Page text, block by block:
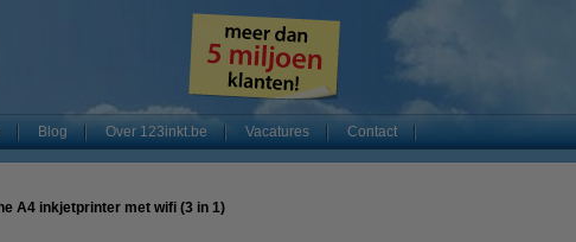
Blog Over 123inkt.be Vacatures Contact
A4 inkjetprinter met wifi (3 in 1)